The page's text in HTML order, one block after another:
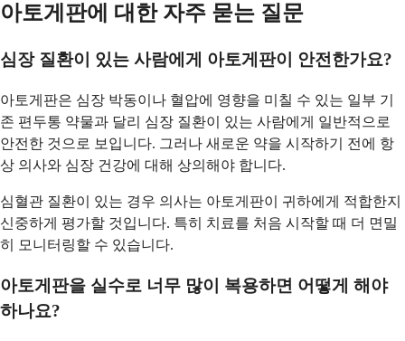
아토게판에 대한 자주 묻는 질문
심장 질환이 있는 사람에게 아토게판이 안전한가요?
아토게판은 심장 박동이나 혈압에 영향을 미칠 수 있는 일부 기
존 편두통 약물과 달리 심장 질환이 있는 사람에게 일반적으로
안전한 것으로 보입니다. 그러나 새로운 약을 시작하기 전에 항
상 의사와 심장 건강에 대해 상의해야 합니다.
심혈관 질환이 있는 경우 의사는 아토게판이 귀하에게 적합한지
신중하게 평가할 것입니다. 특히 치료를 처음 시작할 때 더 면밀
히 모니터링할 수 있습니다.
아토게판을 실수로 너무 많이 복용하면 어떻게 해야
하나요?